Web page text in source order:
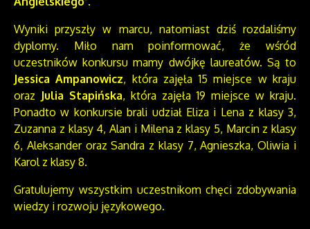
Wyniki przyszły w marcu, natomiast dziś rozdaliśmy
dyplomy. Miło nam poinformować, że wśród
uczestników konkursu mamy dwójkę laureatów. Są to
Jessica Ampanowicz, która zajęła 15 miejsce w kraju
oraz Julia Stapińska, która zajęła 19 miejsce w kraju.
Ponadto w konkursie brali udział Eliza i Lena z klasy 3,
Zuzanna z klasy 4, Alan i Milena z klasy 5, Marcin z klasy
6, Aleksander oraz Sandra z klasy 7, Agnieszka, Oliwia i
Karol z klasy 8.
Gratulujemy wszystkim uczestnikom chęci zdobywania
wiedzy i rozwoju językowego.